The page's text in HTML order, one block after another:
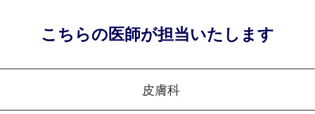
こちらの医師が担当いたします
皮膚科